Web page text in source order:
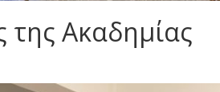
Ακαδημίας